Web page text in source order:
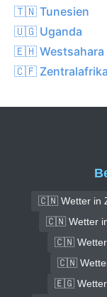
🇹🇳 Tunesien
🇺🇬 Uganda
🇪🇭 Westsahara
🇨🇫
🇨🇳 Wetter in
🇨🇳 Wetter
🇨🇳 Wetter
🇨🇳
🇪🇬 Wetter